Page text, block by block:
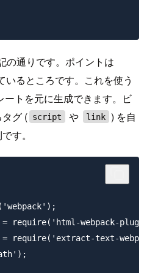
の通りです。ポイントは
るところです。これを使う
ートを元に生成できます。ビ
グ ( script や link ) を自
す。
= require('html-webpack-
= require('extract-text-